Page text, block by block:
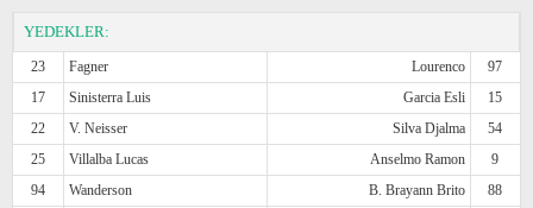
YEDEKLER:
23 Fagner Lourenco
97
17
Sinisterra Luis Garcia Esli
15
22
V. Neisser Silva Djalma
54
25
Villalba Lucas Anselmo Ramon
9
94
Wanderson B. Brayann Brito
88